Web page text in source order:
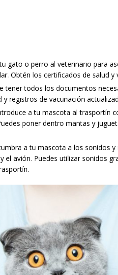
gato o perro al veterinario para
Obtén los certificados de salud y
tener todos los documentos
registros de vacunación
a tu mascota al trasportín
poner dentro mantas y
a tu mascota a los sonidos
el avión. Puedes utilizar sonidos